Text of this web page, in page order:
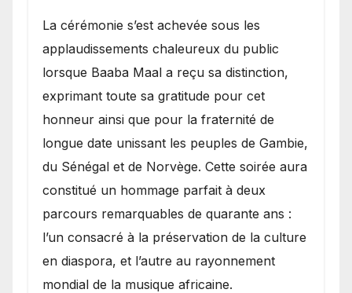
​La cérémonie s’est achevée sous les
applaudissements chaleureux du public
lorsque Baaba Maal a reçu sa distinction,
exprimant toute sa gratitude pour cet
honneur ainsi que pour la fraternité de
longue date unissant les peuples de Gambie,
du Sénégal et de Norvège. Cette soirée aura
constitué un hommage parfait à deux
parcours remarquables de quarante ans :
l’un consacré à la préservation de la culture
en diaspora, et l’autre au rayonnement
mondial de la musique africaine.